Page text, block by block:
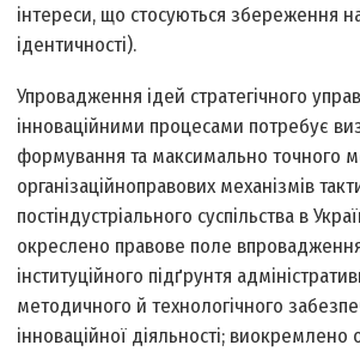
інтереси, що стосуються збереження
ідентичності).
Упровадження ідей стратегічного
інноваційними процесами потребує
формування та максимально точного
організаційно­правових механізмів
постіндустріального суспільства в
окреслено правове поле
інституційного підґрунтя
методичного й технологічного
інноваційної діяльності; виокремлено